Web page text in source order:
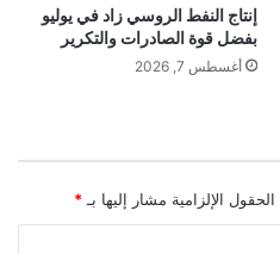
إنتاج النفط الروسي زاد في يوليو
بفضل قوة الصادرات والتكرير
أغسطس 7, 2026
الحقول الإلزامية مشار إليها بـ*